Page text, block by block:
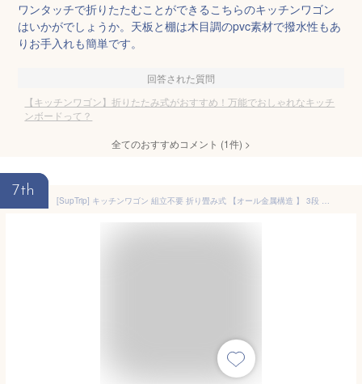
ワンタッチで折りたたむことができるこちらのキッチンワゴン
はいかがでしょうか。天板と棚は木目調のpvc素材で撥水性もあ
りお手入れも簡単です。
回答された質問
【キッチンワゴン】折りたたみ式がおすすめ！万能でおしゃれなキッチ
ンボードって？
全てのおすすめコメント (1件) >
7th
[SupTrip] キッチンワゴン 組立不要 折り畳み式 【オール金属構造 】 3段 キャスター付き 取っ手付き キッチンラック スチールラック 幅45×奥行30×高さ85cm 3段 調味料 棚 収納 防錆 隙間収納 収納カート 収納ラック キッチン リビング 浴室 ベッドルーム (ブラック)